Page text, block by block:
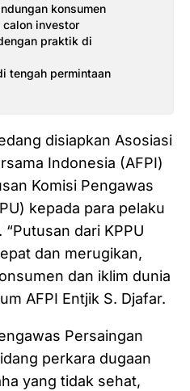
konsumen
investor
praktik di
tengah permintaan
disiapkan Asosiasi
Indonesia (AFPI)
Komisi Pengawas
kepada para pelaku
dari KPPU
dan merugikan,
dan iklim dunia
AFPI Entjik S. Djafar.
Persaingan
perkara dugaan
yang tidak sehat,